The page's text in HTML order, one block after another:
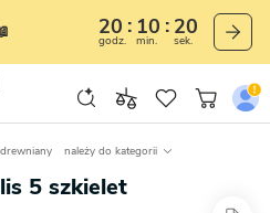
20
godz.
10
min.
18
sek.
należy do kategorii
5 szkielet